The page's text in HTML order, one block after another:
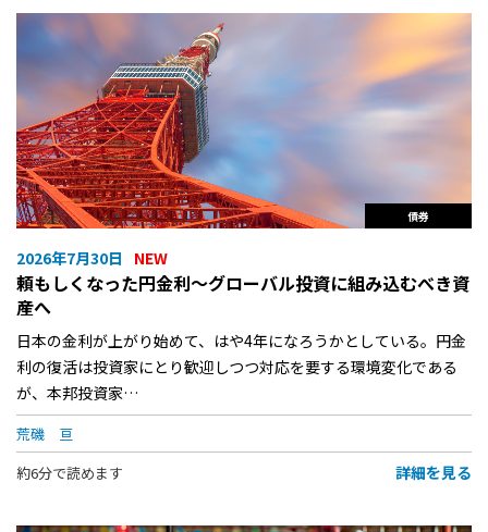
債券
2026年7月30日
頼もしくなった円金利〜グローバル投資に組み込むべき資
産へ
日本の金利が上がり始めて、はや4年になろうかとしている。円金
利の復活は投資家にとり歓迎しつつ対応を要する環境変化である
が、本邦投資家…
荒磯 亘
約6分で読めます
詳細を見る